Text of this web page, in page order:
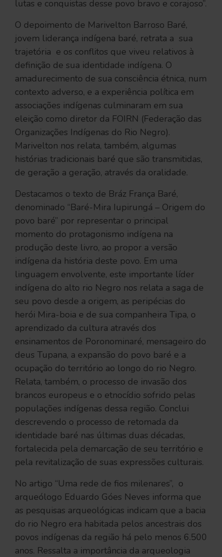
lutas e conquistas desse povo bravo e corajoso”.
O depoimento de Marivelton Barroso Baré,
jovem liderança indígena baré, retrata a sua
trajetória e os conflitos que viveu relativos à
definição de sua identidade indígena. O
amadurecimento de sua consciência étnica, num
contexto adverso, e a experiência política em
associações indígenas culminaram em sua
eleição como diretor da FOIRN (Federação das
Organizações Indígenas do Rio Negro).
Marivelton nos relata, também, algumas
histórias tradicionais baré que são transmitidas,
de geração a geração, através da oralidade.
Destacamos o texto de Bráz França Baré,
denominado “Baré-Mira Iupirungá – Origem do
povo baré” por representar o principal
momento do protagonismo indígena na
produção deste livro, ao propor a versão
indígena da história deste povo. Em uma
linguagem envolvente, este importante líder
indígena do alto rio Negro nos relata a saga de
seu povo desde a origem, as peripécias do
herói Mira-boia e de sua companheira Tipa, o
aprendizado da cultura através dos
ensinamentos de Poronominaré, mensageiro do
deus Tupana, a expansão do povo baré e a
ocupação do território ao longo do rio Negro.
Relata, também, o processo de invasão dos
brancos europeus e o etnocídio sofrido pelas
populações indígenas dessa região. Conclui
descrevendo o processo de retomada da
identidade baré nas últimas duas décadas,
fortalecida pela demarcação de seu território e
pela revitalização de suas expressões culturais.
No artigo “Uma rede de fios milenares”, o
arqueólogo Eduardo Góes Neves informa que
as pesquisas arqueológicas indicam que a bacia
do rio Negro era habitada pelos ancestrais dos
povos indígenas da região há pelo menos 6.500
anos. Ressalta a importância da arqueologia